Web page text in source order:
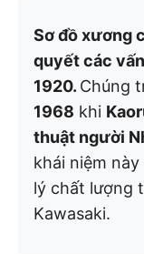
Sơ đồ xương
quyết các
1920. Chúng
1968 khi
thuật người
khái niệm
lý chất lượng
Kawasaki.